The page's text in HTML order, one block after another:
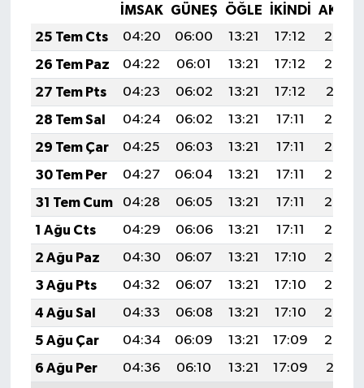
İMSAK GÜNEŞ ÖĞLE İKINDI
25 Tem Cts
04:20 06:00 13:21 17:12
20:33
26 Tem Paz
04:22 06:01 13:21 17:12
20:32
27 Tem Pts
04:23 06:02 13:21 17:12
20:31
28 Tem Sal
04:24 06:02 13:21 17:11
20:30
29 Tem Çar
04:25 06:03 13:21 17:11
20:29
30 Tem Per
04:27 06:04 13:21 17:11
20:28
31 Tem Cum
04:28 06:05 13:21 17:11
20:27
1 Ağu Cts
04:29 06:06 13:21 17:11
20:26
2 Ağu Paz
04:30 06:07 13:21 17:10
20:25
3 Ağu Pts
04:32 06:07 13:21 17:10
20:24
4 Ağu Sal
04:33 06:08 13:21 17:10
20:23
5 Ağu Çar
04:34 06:09 13:21 17:09
20:22
6 Ağu Per
04:36 06:10 13:21 17:09
20:21